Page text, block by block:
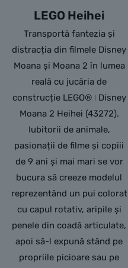
LEGO Heihei
Transportă fantezia și
distracția din filmele Disney
Moana și Moana 2 în lumea
reală cu jucăria de
construcție LEGO® ǀ Disney
Moana 2 Heihei (43272).
Iubitorii de animale,
pasionații de filme și copiii
de 9 ani și mai mari se vor
bucura să creeze modelul
reprezentând un pui colorat
cu capul rotativ, aripile și
penele din coadă articulate,
apoi să-l expună stând pe
propriile picioare sau pe